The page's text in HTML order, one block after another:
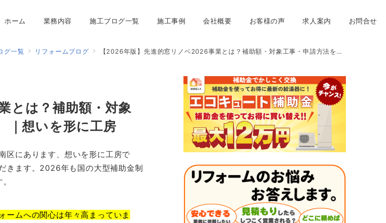
ホーム 業務内容 施工ブログ一覧 施工事例 会社概要 お客様の声 求人案内 お問合せ
グ一覧 リフォームブログ 【2026年版】先進的窓リノベ2026事業とは？補助額・対象工事・申請方法を分かりやすく解説！ ｜想いを形に工房
とは？補助額・対象
｜想いを形に工房
区にあります、想いを形に工房で
きます。2026年も国の大型補助金制
ームへの関心は年々高まっていま